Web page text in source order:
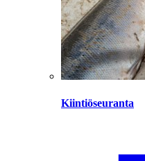
Kiintiöseuranta